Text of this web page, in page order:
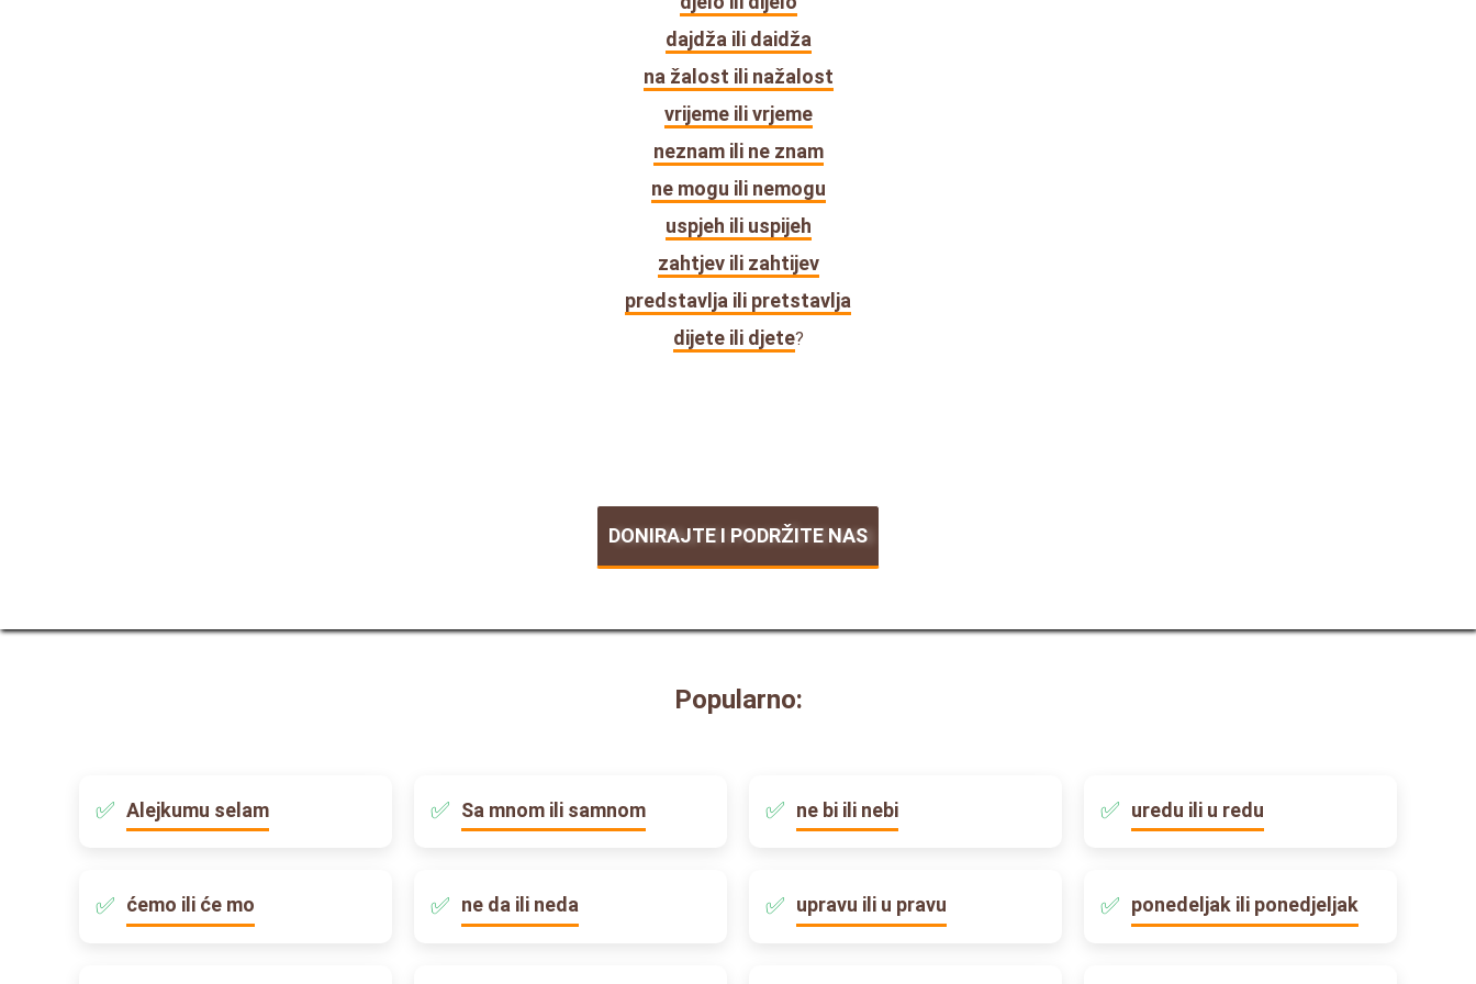
dajdža ili daidža
na žalost ili nažalost
vrijeme ili vrjeme
neznam ili ne znam
ne mogu ili nemogu
uspjeh ili uspijeh
zahtjev ili zahtijev
predstavlja ili pretstavlja
dijete ili djete?
DONIRAJTE I PODRŽITE NAS
Popularno:
Alejkumu selam Sa mnom ili samnom ne bi ili nebi uredu ili u redu
ćemo ili će mo ne da ili neda upravu ili u pravu ponedeljak ili ponedjeljak